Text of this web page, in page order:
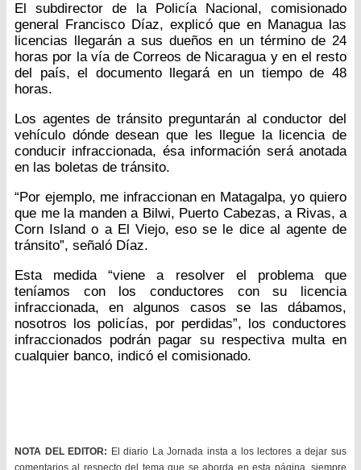
El subdirector de la Policía Nacional, comisionado
general Francisco Díaz, explicó que en Managua las
licencias llegarán a sus dueños en un término de 24
horas por la vía de Correos de Nicaragua y en el resto
del país, el documento llegará en un tiempo de 48
horas.
Los agentes de tránsito preguntarán al conductor del
vehículo dónde desean que les llegue la licencia de
conducir infraccionada, ésa información será anotada
en las boletas de tránsito.
“Por ejemplo, me infraccionan en Matagalpa, yo quiero
que me la manden a Bilwi, Puerto Cabezas, a Rivas, a
Corn Island o a El Viejo, eso se le dice al agente de
tránsito”, señaló Díaz.
Esta medida “viene a resolver el problema que
teníamos con los conductores con su licencia
infraccionada, en algunos casos se las dábamos,
nosotros los policías, por perdidas”, los conductores
infraccionados podrán pagar su respectiva multa en
cualquier banco, indicó el comisionado.
NOTA DEL EDITOR: El diario La Jornada insta a los lectores a dejar sus